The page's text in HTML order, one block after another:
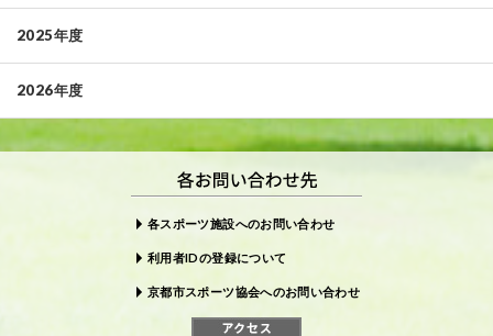
2025年度
2026年度
各スポーツ施設へのお問い合わせ
利用者IDの登録について
京都市スポーツ協会へのお問い合わせ